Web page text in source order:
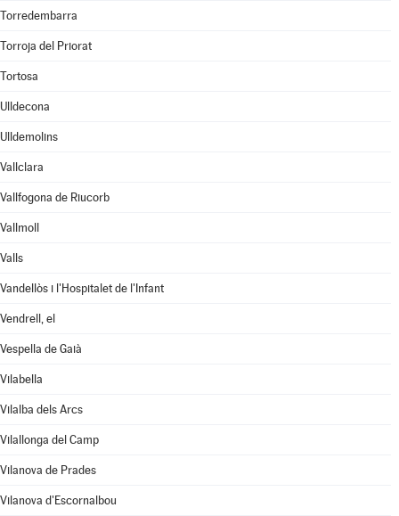
Torredembarra
Torroja del Priorat
Tortosa
Ulldecona
Ulldemolins
Vallclara
Vallfogona de Riucorb
Vallmoll
Valls
Vandellòs i l'Hospitalet de l'Infant
Vendrell, el
Vespella de Gaià
Vilabella
Vilalba dels Arcs
Vilallonga del Camp
Vilanova de Prades
Vilanova d'Escornalbou